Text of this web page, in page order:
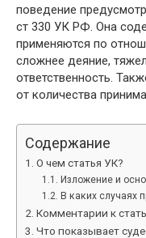
поведение
ст 330 УК РФ. Она
применяются по
сложнее деяние,
ответственность.
от количества
Содержание
О чем статья УК?
Изложение и
В каких случаях
Комментарии к
Что показывает